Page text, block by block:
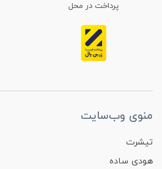
پرداخت در محل
منوی وب‌سایت
تیشرت
هودی ساده